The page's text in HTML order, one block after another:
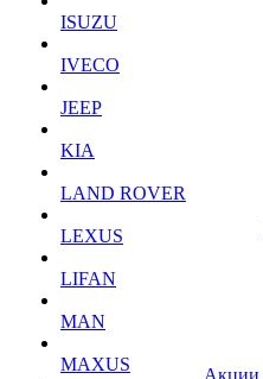
ISUZU
IVECO
JEEP
KIA
LAND ROVER
LEXUS
LIFAN
MAN
MAXUS
Акции